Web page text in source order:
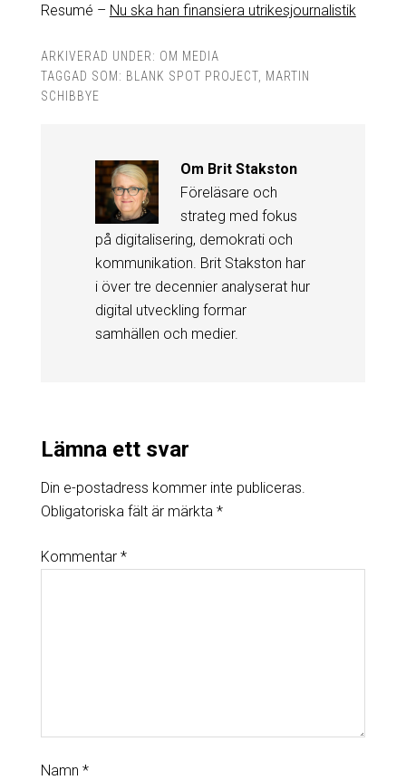
Resumé – Nu ska han finansiera utrikesjournalistik
ARKIVERAD UNDER: OM MEDIA
TAGGAD SOM: BLANK SPOT PROJECT, MARTIN
SCHIBBYE
Om Brit Stakston
Föreläsare och
strateg med fokus
på digitalisering, demokrati och
kommunikation. Brit Stakston har
i över tre decennier analyserat hur
digital utveckling formar
samhällen och medier.
Lämna ett svar
Din e-postadress kommer inte publiceras.
Obligatoriska fält är märkta *
Kommentar *
Namn *